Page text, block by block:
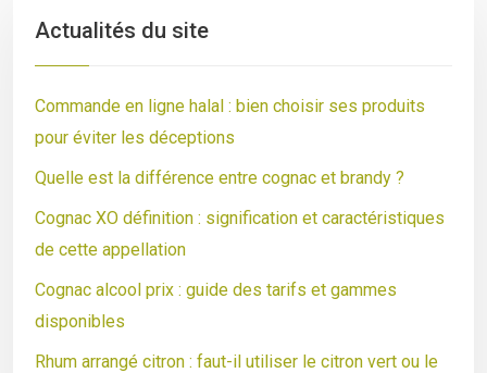
Actualités du site
Commande en ligne halal : bien choisir ses produits
pour éviter les déceptions
Quelle est la différence entre cognac et brandy ?
Cognac XO définition : signification et caractéristiques
de cette appellation
Cognac alcool prix : guide des tarifs et gammes
disponibles
Rhum arrangé citron : faut-il utiliser le citron vert ou le